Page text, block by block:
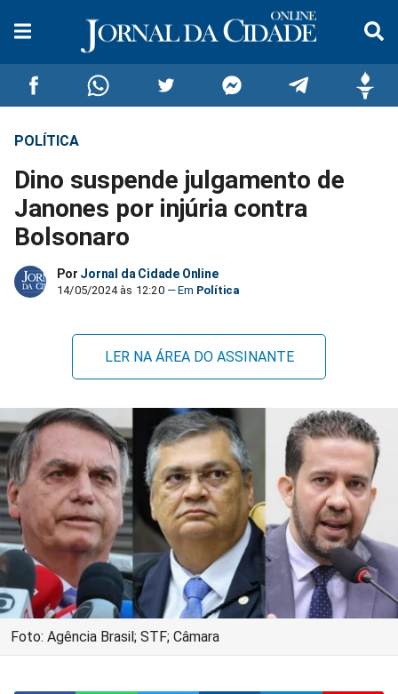
Compartilhar
no
Facebook
Compartilhar
no
Whatsapp
no
no
no
POLÍTICA
Dino suspende julgamento de
Janones por injúria contra
Bolsonaro
Por Jornal da Cidade Online
14/05/2024 às 12:20 Política
LER NA ÁREA DO ASSINANTE
Foto: Agência Brasil; STF; Câmara